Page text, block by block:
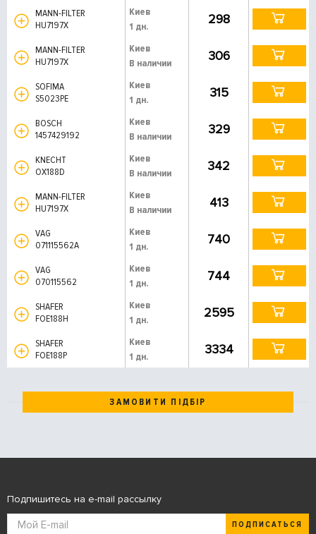
MANN-FILTER
HU7197X
Киев
1 дн.
298
MANN-FILTER
HU7197X
Киев
В наличии
306
SOFIMA
S5023PE
Киев
1 дн.
315
BOSCH
1457429192
Киев
В наличии
329
KNECHT
OX188D
Киев
В наличии
342
MANN-FILTER
HU7197X
Киев
В наличии
413
VAG
071115562A
Киев
1 дн.
740
VAG
070115562
Киев
1 дн.
744
SHAFER
FOE188H
Киев
1 дн.
2595
SHAFER
FOE188P
Киев
1 дн.
3334
ЗАМОВИТИ ПІДБІР
Подпишитесь на e-mail рассылку
ПОДПИСАТЬСЯ